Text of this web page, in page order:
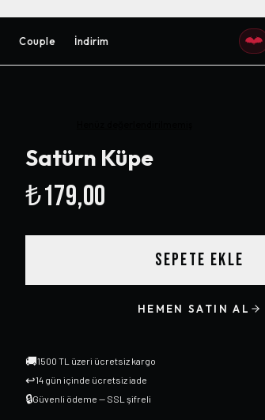
Couple İndirim
Satürn Küpe
₺179,00
SEPETE EKLE
HEMEN SATIN AL
🚚1500 TL üzeri ücretsiz kargo
↩14 gün içinde ücretsiz iade
🔒Güvenli ödeme — SSL şifreli